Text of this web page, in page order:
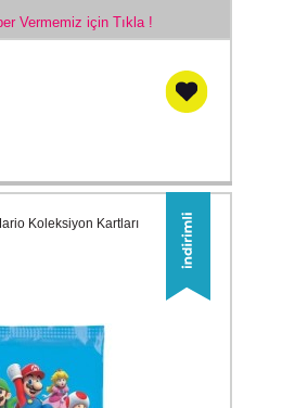
Vermemiz için Tıkla !
Koleksiyon Kartları